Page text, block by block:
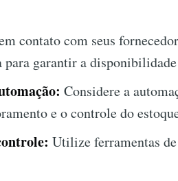
contato com seus
garantir a
Considere a
e o controle do
Utilize ferramentas